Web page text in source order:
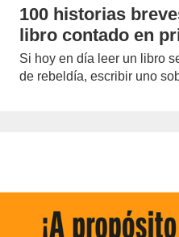
100 historias
libro contado en
Si hoy en día leer un libro
de rebeldía, escribir uno